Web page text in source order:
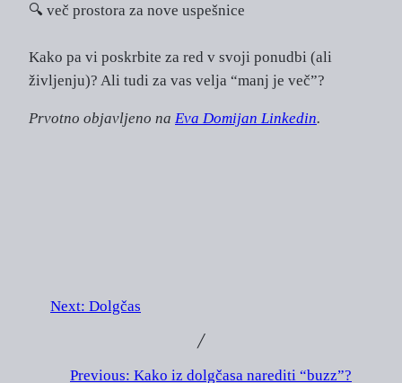
🔍 več prostora za nove uspešnice
Kako pa vi poskrbite za red v svoji ponudbi (ali
življenju)? Ali tudi za vas velja “manj je več”?
Prvotno objavljeno na Eva Domijan Linkedin.
Next: Dolgčas
╱
Previous: Kako iz dolgčasa narediti “buzz”?